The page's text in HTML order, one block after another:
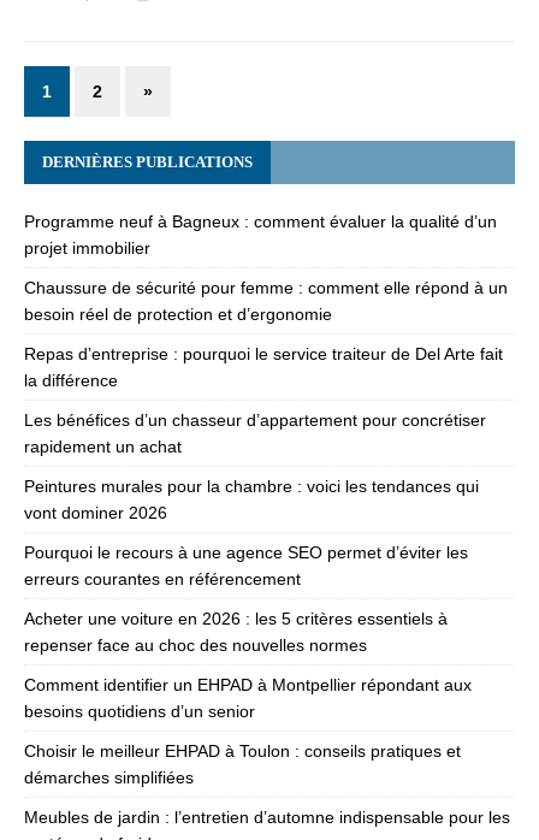
1 2 »
DERNIÈRES PUBLICATIONS
Programme neuf à Bagneux : comment évaluer la qualité d’un
projet immobilier
Chaussure de sécurité pour femme : comment elle répond à un
besoin réel de protection et d’ergonomie
Repas d’entreprise : pourquoi le service traiteur de Del Arte fait
la différence
Les bénéfices d’un chasseur d’appartement pour concrétiser
rapidement un achat
Peintures murales pour la chambre : voici les tendances qui
vont dominer 2026
Pourquoi le recours à une agence SEO permet d’éviter les
erreurs courantes en référencement
Acheter une voiture en 2026 : les 5 critères essentiels à
repenser face au choc des nouvelles normes
Comment identifier un EHPAD à Montpellier répondant aux
besoins quotidiens d’un senior
Choisir le meilleur EHPAD à Toulon : conseils pratiques et
démarches simplifiées
Meubles de jardin : l’entretien d’automne indispensable pour les